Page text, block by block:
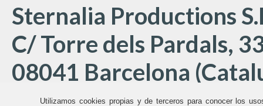
Sternalia Productions
C/ Torre dels Pardals,
08041 Barcelona
Utilizamos cookies propias y de terceros para conocer los